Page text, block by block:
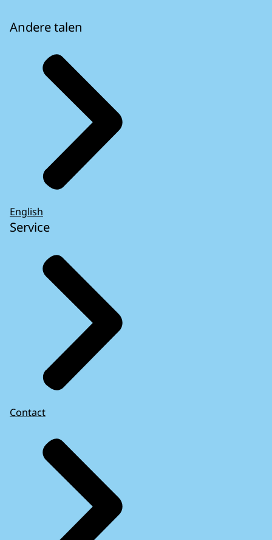
Andere talen
English
Service
Contact